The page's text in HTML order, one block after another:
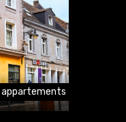
appartements